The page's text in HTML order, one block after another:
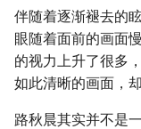
伴随着逐渐褪去的
眼随着面前的画面
的视力上升了很多
如此清晰的画面，
路秋晨其实并不是